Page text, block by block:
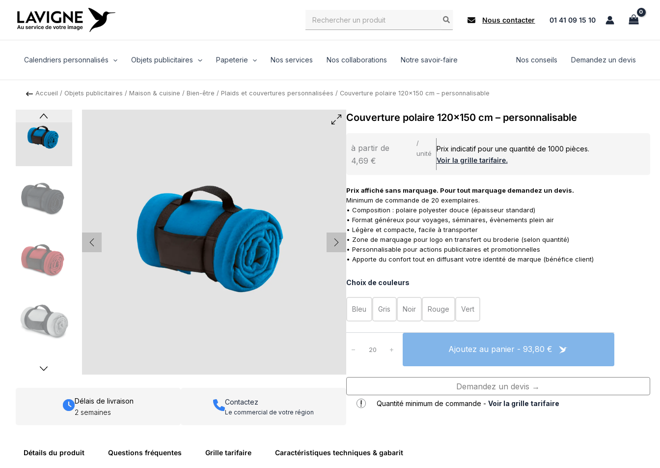
contenu
for:
Nous contacter 01 41 09 15 10
Calendriers personnalisés Objets publicitaires Papeterie Nos services Nos collaborations Notre savoir-faire Nos conseils Demandez un devis
Accueil / Objets publicitaires / Maison & cuisine / Bien-être / Plaids et couvertures personnalisées / Couverture polaire 120×150 cm – personnalisable
Délais de livraison
2 semaines
Contactez
Le commercial de votre région
Couverture polaire 120×150 cm – personnalisable
à partir de
4,69 €
/
unité
Prix indicatif pour une quantité de 1000 pièces.
Voir la grille tarifaire.
Prix affiché sans marquage. Pour tout marquage demandez un devis.
Minimum de commande de 20 exemplaires.
• Composition : polaire polyester douce (épaisseur standard)
• Format généreux pour voyages, séminaires, évènements plein air
• Légère et compacte, facile à transporter
• Zone de marquage pour logo en transfert ou broderie (selon quantité)
• Personnalisable pour actions publicitaires et promotionnelles
• Apporte du confort tout en diffusant votre identité de marque (bénéfice client)
Choix de couleurs
Bleu Gris Noir Rouge Vert
t
t
u
− + Ajoutez au panier - 93,80 €
Demandez un devis →
Quantité minimum de commande - Voir la grille tarifaire
Détails du produit Questions fréquentes Grille tarifaire Caractéristiques techniques & gabarit